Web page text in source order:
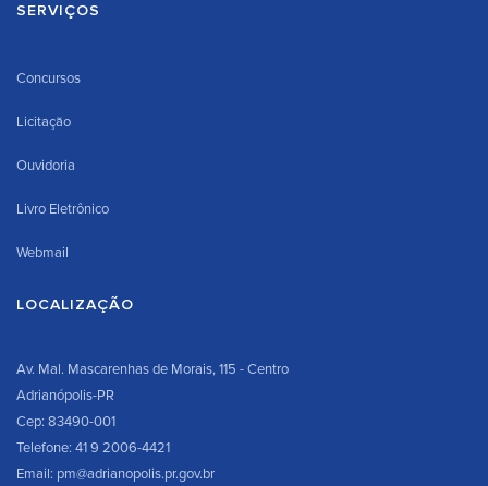
SERVIÇOS
Concursos
Licitação
Ouvidoria
Livro Eletrônico
Webmail
LOCALIZAÇÃO
Av. Mal. Mascarenhas de Morais, 115 - Centro
Adrianópolis-PR
Cep: 83490-001
Telefone: 41 9 2006-4421
Email: pm@adrianopolis.pr.gov.br